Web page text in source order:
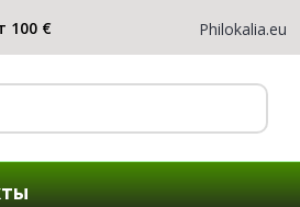
Philokalia.eu